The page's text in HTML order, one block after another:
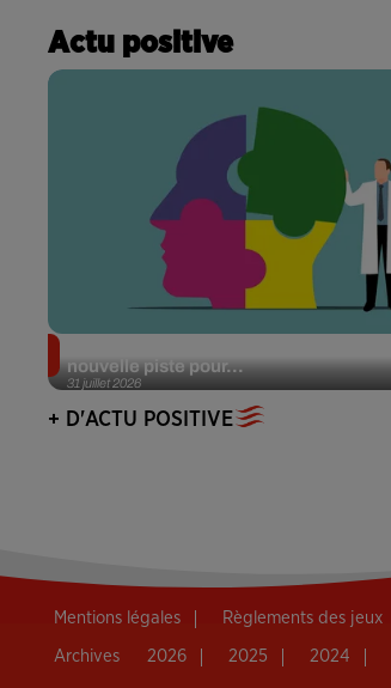
Actu positive
31 juillet 2026
nouvelle piste pour...
+ D'ACTU POSITIVE
Mentions légales Règlements des jeux
Archives 2026 2025 2024